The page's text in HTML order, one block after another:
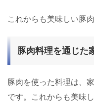
これからも美味しい豚
豚肉料理を通じた
豚肉を使った料理は、
です。これからも美味